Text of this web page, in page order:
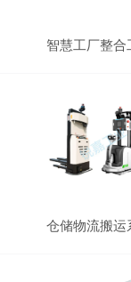
智慧工厂整合
仓储物流搬运